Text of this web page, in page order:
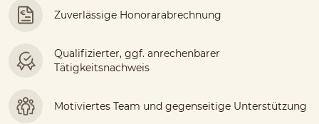
Zuverlässige Honorarabrechnung
Qualifizierter, ggf. anrechenbarer
Tätigkeitsnachweis
Motiviertes Team und gegenseitige Unterstützung